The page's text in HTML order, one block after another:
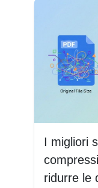
I migliori
ridurre le